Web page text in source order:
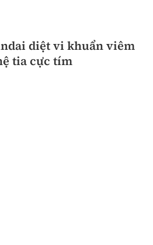
diệt vi khuẩn viêm
tia cực tím